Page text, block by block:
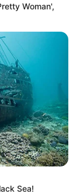
Woman',
Sea!